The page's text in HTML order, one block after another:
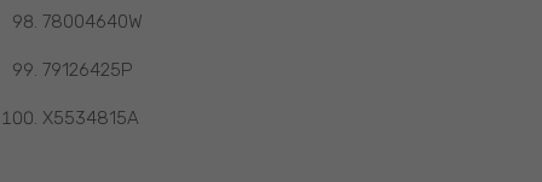
78004640W
79126425P
X5534815A